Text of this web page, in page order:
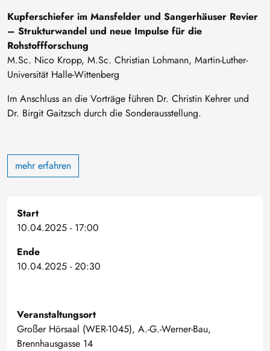
Kupferschiefer im Mansfelder und Sangerhäuser Revier
– Strukturwandel und neue Impulse für die
Rohstoffforschung
M.Sc. Nico Kropp, M.Sc. Christian Lohmann, Martin-Luther-
Universität Halle-Wittenberg
Im Anschluss an die Vorträge führen Dr. Christin Kehrer und
Dr. Birgit Gaitzsch durch die Sonderausstellung.
mehr erfahren
Start
10.04.2025 - 17:00
Ende
10.04.2025 - 20:30
Veranstaltungsort
Großer Hörsaal (WER-1045), A.-G.-Werner-Bau,
Brennhausgasse 14